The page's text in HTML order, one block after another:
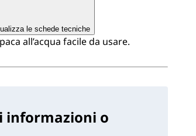
le schede tecniche
all’acqua facile da usare.
informazioni o